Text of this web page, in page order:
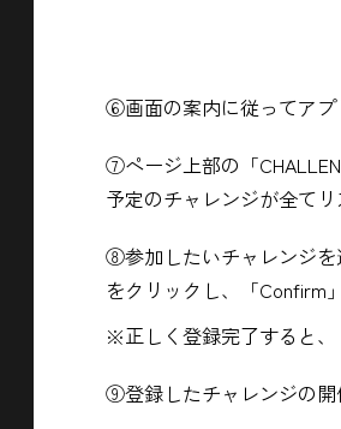
⑥画面の案内に従ってアプ
⑦ページ上部の「
予定のチャレンジが全てリ
⑧参加したいチャレンジを
をクリックし、「Confirm
※正しく登録完了すると、
⑨登録したチャレンジの開